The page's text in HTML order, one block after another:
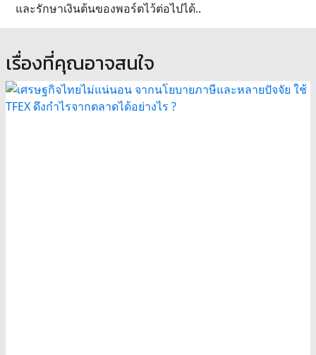
และรักษาเงินต้นของพอร์ตไว้ต่อไปได้..
เรื่องที่คุณอาจสนใจ